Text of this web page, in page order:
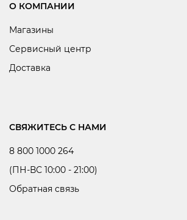
О КОМПАНИИ
Магазины
Сервисный центр
Доставка
СВЯЖИТЕСЬ С НАМИ
8 800 1000 264
(ПН-ВС 10:00 - 21:00)
Обратная связь